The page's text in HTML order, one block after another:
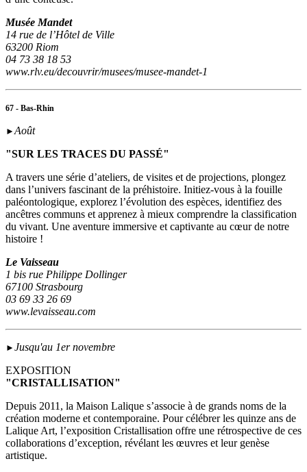
Musée Mandet
14 rue de l’Hôtel de Ville
63200 Riom
04 73 38 18 53
www.rlv.eu/decouvrir/musees/musee-mandet-1
67 - Bas-Rhin
►Août
"SUR LES TRACES DU PASSÉ"
A travers une série d’ateliers, de visites et de projections, plongez
dans l’univers fascinant de la préhistoire. Initiez-vous à la fouille
paléontologique, explorez l’évolution des espèces, identifiez des
ancêtres communs et apprenez à mieux comprendre la classification
du vivant. Une aventure immersive et captivante au cœur de notre
histoire !
Le Vaisseau
1 bis rue Philippe Dollinger
67100 Strasbourg
03 69 33 26 69
www.levaisseau.com
► Jusqu'au 1er novembre
EXPOSITION
"CRISTALLISATION"
Depuis 2011, la Maison Lalique s’associe à de grands noms de la
création moderne et contemporaine. Pour célébrer les quinze ans de
Lalique Art, l’exposition Cristallisation offre une rétrospective de ces
collaborations d’exception, révélant les œuvres et leur genèse
artistique.